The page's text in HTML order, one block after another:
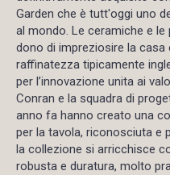
Garden che è tutt'oggi uno
al mondo. Le ceramiche e
dono di impreziosire la
raffinatezza tipicamente
per l’innovazione unita ai
Conran e la squadra di
anno fa hanno creato una
per la tavola, riconosciuta e
la collezione si arricchisce
robusta e duratura, molto